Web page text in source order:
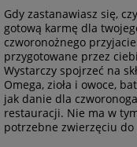
Gdy zastanawiasz się,
gotową karmę dla
czworonożnego
przygotowane przez
Wystarczy spojrzeć na
Omega, zioła i owoce,
jak danie dla
restauracji. Nie ma w
potrzebne zwierzęciu